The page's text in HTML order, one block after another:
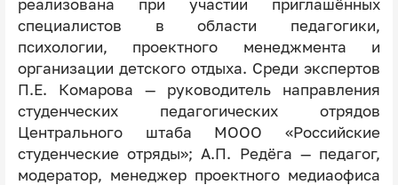
реализована при участии приглашённых
специалистов в области педагогики,
психологии, проектного менеджмента и
организации детского отдыха. Среди экспертов
П.Е. Комарова — руководитель направления
студенческих педагогических отрядов
Центрального штаба МООО «Российские
студенческие отряды»; А.П. Редёга — педагог,
модератор, менеджер проектного медиаофиса